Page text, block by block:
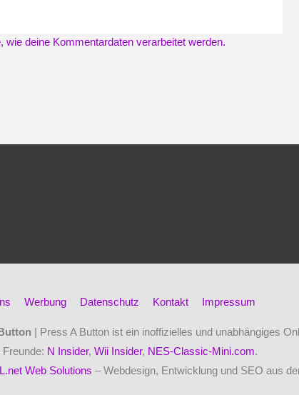
wie deine Kommentardaten verarbeitet werden.
Werbung Datenschutz Kontakt Impressum
| Press A Button ist ein inoffizielles und unabhängiges
N Insider, Wii Insider, NES-Classic-Mini.com.
L.net Web Solutions – Webdesign, Entwicklung und SEO aus